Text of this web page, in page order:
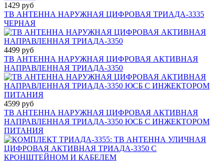
1429 руб
ТВ АНТЕННА НАРУЖНАЯ ЦИФРОВАЯ ТРИАДА-3335
ЧЕРНАЯ
4499 руб
ТВ АНТЕННА НАРУЖНАЯ ЦИФРОВАЯ АКТИВНАЯ
НАПРАВЛЕННАЯ ТРИАДА-3350
4599 руб
ТВ АНТЕННА НАРУЖНАЯ ЦИФРОВАЯ АКТИВНАЯ
НАПРАВЛЕННАЯ ТРИАДА-3350 ЮСБ С ИНЖЕКТОРОМ
ПИТАНИЯ